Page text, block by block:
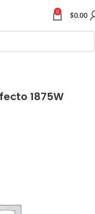
0 $0.00
1875W